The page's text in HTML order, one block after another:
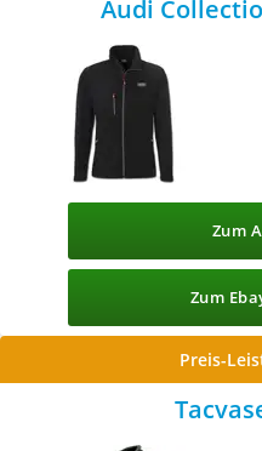
Audi
Zum
Zum
Preis-